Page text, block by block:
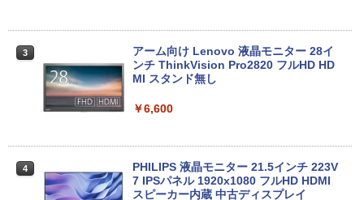
￥29,800
中古パソコン | HP | 250 G7 | Windows1
8GB | SSD:256GB(NVMe) | DVDマルチ |
無線LAN:あり | Webカメラ内蔵 | テンキ
ー | Win11Pro64Bit | ACアダプター付属
スク 500GB / DVDドライブ / DELL Opti
Plex 780 SFF / 安い コスパ すぐ使える
デル【中古 デスクトップ PC パソコン】
DELL Optiplex 7090 SFF(Win11x64) 中
古 Core i7-2.5GHz(11700)/メモリ16GB/
3
アーム向け Lenovo 液晶モニター 28イ
ンチ ThinkVision Pro2820 フルHD HD
MI スタンド無し
￥6,600
4
PHILIPS 液晶モニター 21.5インチ 223V
7 IPSパネル 1920x1080 フルHD HDMI
スピーカー内蔵 中古ディスプレイ